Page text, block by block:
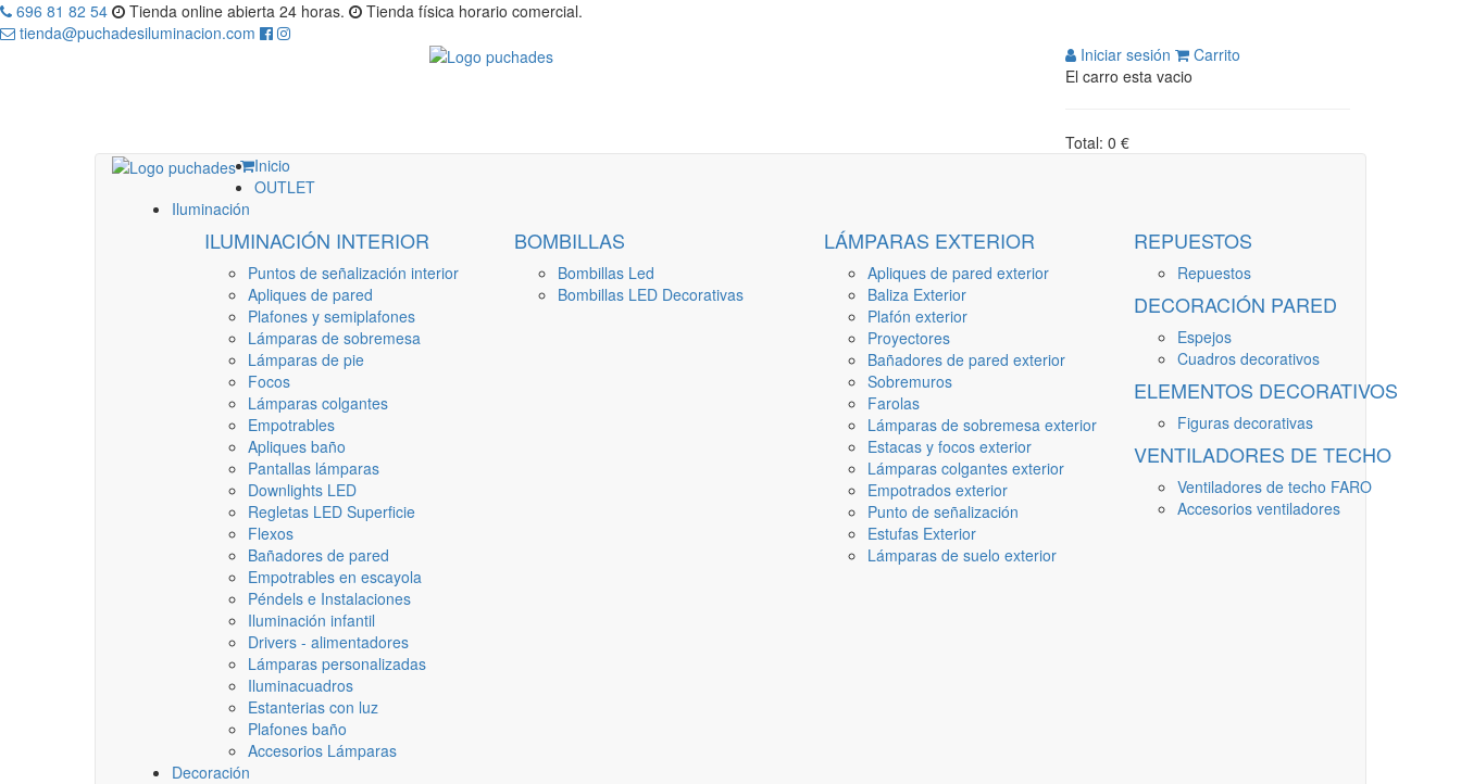
696 81 82 54 Tienda online abierta 24 horas.
Tienda física horario comercial.
tienda@puchadesiluminacion.com
Iniciar sesión
Carrito
El carro esta vacio
Total: 0 €
Inicio
OUTLET
Iluminación
ILUMINACIÓN INTERIOR
Puntos de señalización interior
Apliques de pared
Plafones y semiplafones
Lámparas de sobremesa
Lámparas de pie
Focos
Lámparas colgantes
Empotrables
Apliques baño
Pantallas lámparas
Downlights LED
Regletas LED Superficie
Flexos
Bañadores de pared
Empotrables en escayola
Péndels e Instalaciones
Iluminación infantil
Drivers - alimentadores
Lámparas personalizadas
Iluminacuadros
Estanterias con luz
Plafones baño
Accesorios Lámparas
BOMBILLAS
Bombillas Led
Bombillas LED Decorativas
LÁMPARAS EXTERIOR
Apliques de pared exterior
Baliza Exterior
Plafón exterior
Proyectores
Bañadores de pared exterior
Sobremuros
Farolas
Lámparas de sobremesa exterior
Estacas y focos exterior
Lámparas colgantes exterior
Empotrados exterior
Punto de señalización
Estufas Exterior
Lámparas de suelo exterior
REPUESTOS
Repuestos
DECORACIÓN PARED
Espejos
Cuadros decorativos
ELEMENTOS DECORATIVOS
Figuras decorativas
VENTILADORES DE TECHO
Ventiladores de techo FARO
Accesorios ventiladores
Decoración